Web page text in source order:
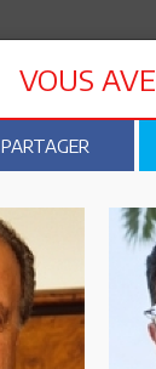
VOUS
PARTAGER